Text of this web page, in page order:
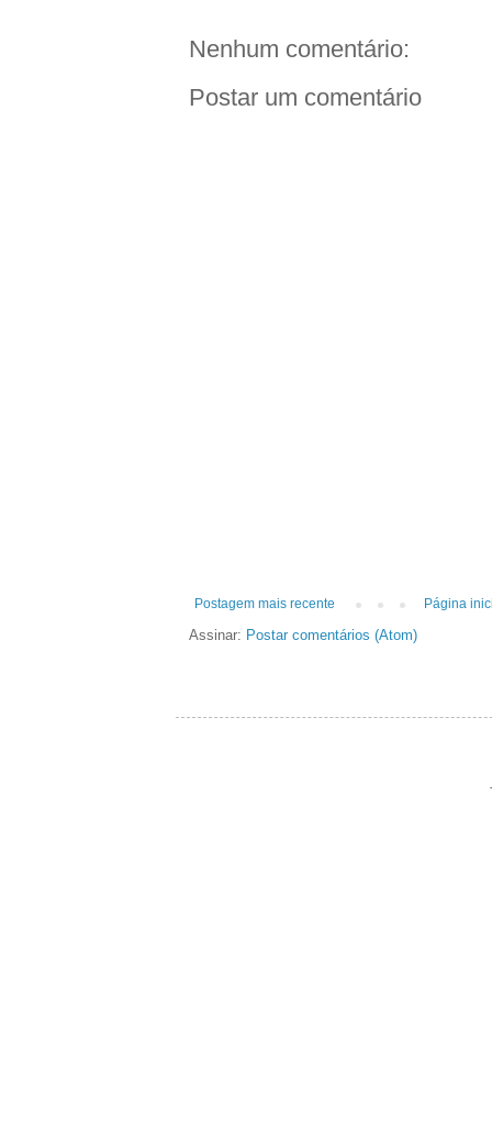
Nenhum comentário:
Postar um comentário
Postagem mais recente Página
Assinar: Postar comentários (Atom)